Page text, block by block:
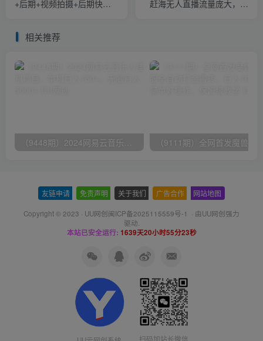
+后期+视频拍摄+后期快速
赶海无人直播流量庞大，效
相关推荐
友链申请 免责声明 关于我们 广告合作 网站地图
Copyright © 2023 · UU网创闽ICP备2025115559号-1 · 由UU网创强力
驱动.
本站已安全运行: 1639天20小时55分24秒
扫码加站长微信